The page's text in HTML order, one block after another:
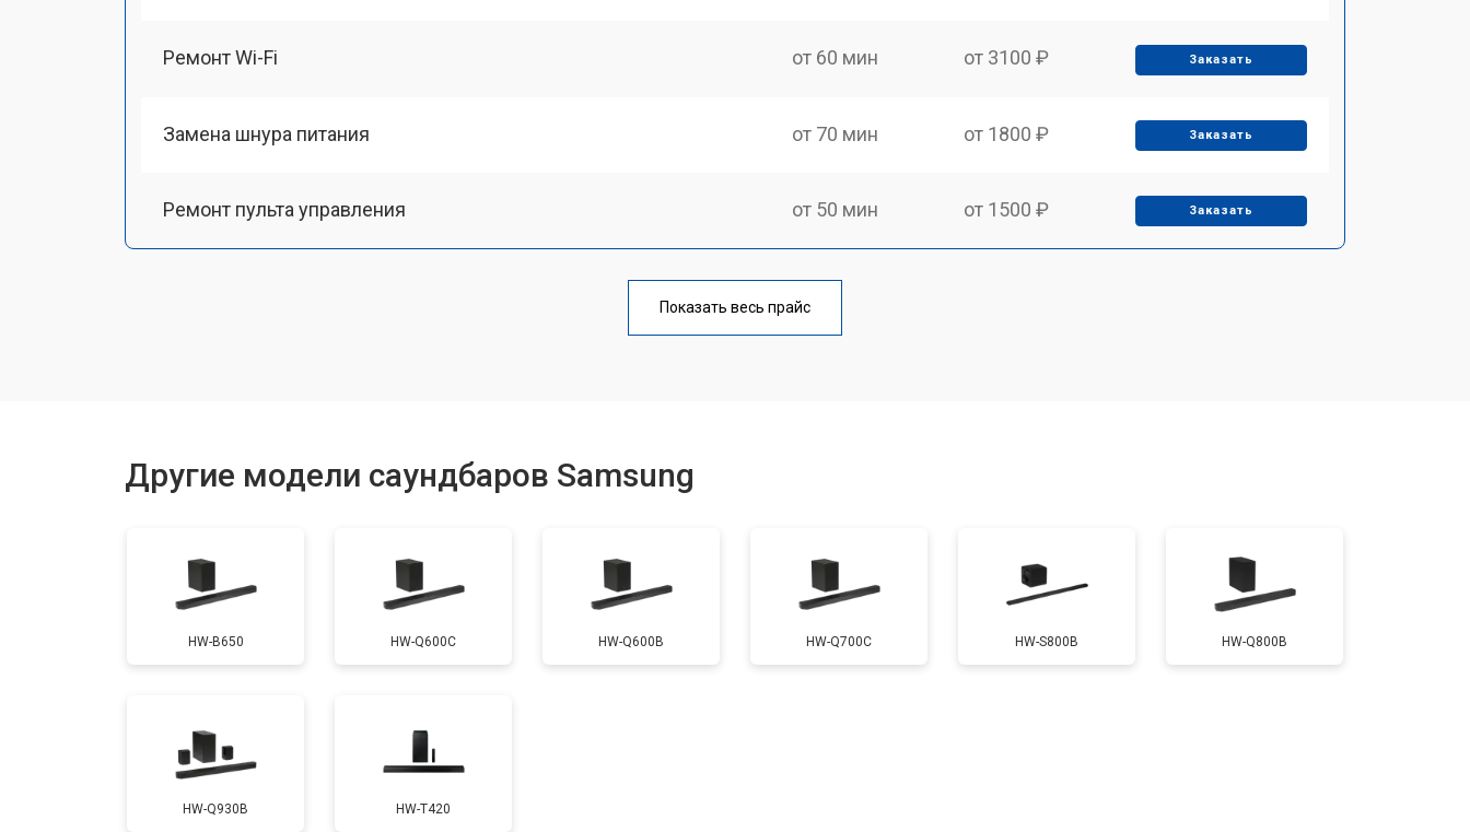
Ремонт Wi-Fi от 60 мин от 3100 ₽ Заказать
Замена шнура питания от 70 мин от 1800 ₽ Заказать
Ремонт пульта управления от 50 мин от 1500 ₽ Заказать
от 80 мин
Показать весь прайс
Другие модели саундбаров Samsung
HW-B650 HW-Q600C HW-Q600B HW-Q700C HW-S800B HW-Q800B
HW-Q930B HW-T420